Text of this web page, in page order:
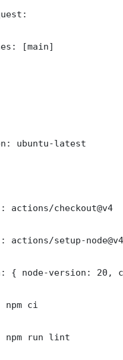
[main]
ubuntu-latest
actions/checkout@v4
actions/setup-node@v4
{ node-version: 20,
npm ci
npm run lint